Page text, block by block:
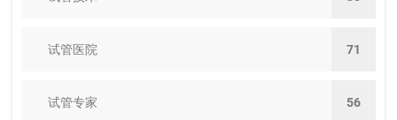
试管医院 71
试管专家 56